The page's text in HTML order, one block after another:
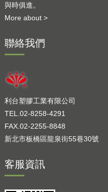
與時俱進。
More about >
聯絡我們
利台塑膠工業有限公司
TEL.02-8258-4291
FAX.02-2255-8848
新北市板橋區龍泉街55巷30號
客服資訊